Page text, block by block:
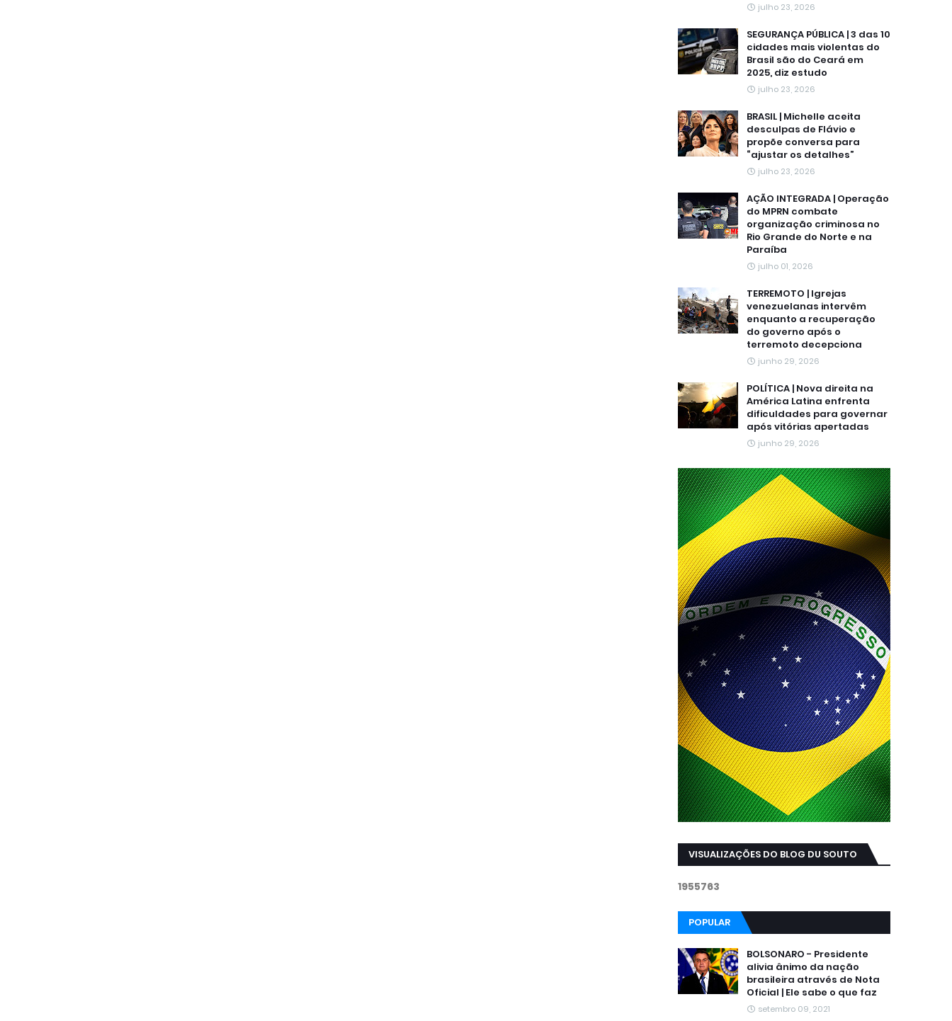
julho 23, 2026
SEGURANÇA PÚBLICA | 3 das 10
cidades mais violentas do
Brasil são do Ceará em
2025, diz estudo
julho 23, 2026
BRASIL | Michelle aceita
desculpas de Flávio e
propõe conversa para
“ajustar os detalhes”
julho 23, 2026
AÇÃO INTEGRADA | Operação
do MPRN combate
organização criminosa no
Rio Grande do Norte e na
Paraíba
julho 01, 2026
TERREMOTO | Igrejas
venezuelanas intervêm
enquanto a recuperação
do governo após o
terremoto decepciona
junho 29, 2026
POLÍTICA | Nova direita na
América Latina enfrenta
dificuldades para governar
após vitórias apertadas
junho 29, 2026
VISUALIZAÇÕES DO BLOG DU SOUTO
1955763
POPULAR
BOLSONARO - Presidente
alivia ânimo da nação
brasileira através de Nota
Oficial | Ele sabe o que faz
setembro 09, 2021